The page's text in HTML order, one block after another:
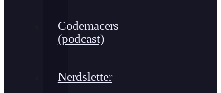
Codemacers
(podcast)
Nerdsletter